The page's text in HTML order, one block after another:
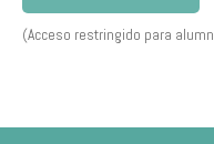
(Acceso restringido para